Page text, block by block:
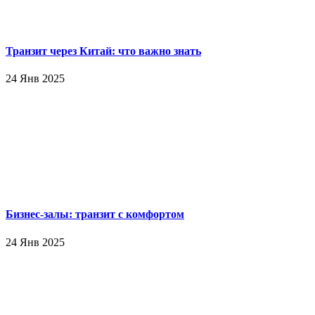
Транзит через Китай: что важно знать
24 Янв 2025
Бизнес-залы: транзит с комфортом
24 Янв 2025